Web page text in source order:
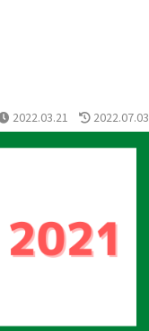
2022.03.21 2022.07.03